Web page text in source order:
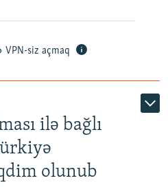
VPN-siz açmaq
ilə bağlı
olunub